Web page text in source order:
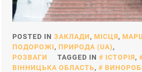
POSTED IN ЗАКЛАДИ, МІСЦЯ,
ПОДОРОЖІ, ПРИРОДА (UA),
РОЗВАГИ
TAGGED IN ІСТОРІЯ,
ВІННИЦЬКА ОБЛАСТЬ,